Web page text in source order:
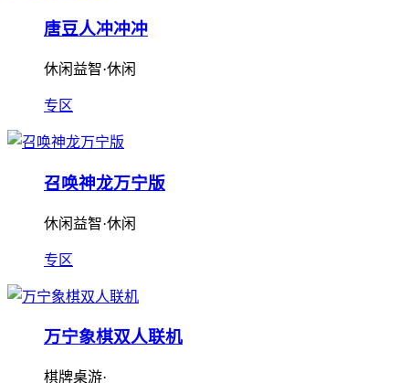
唐豆人冲冲冲
休闲益智·休闲
专区
召唤神龙万宁版
休闲益智·休闲
专区
万宁象棋双人联机
棋牌桌游·